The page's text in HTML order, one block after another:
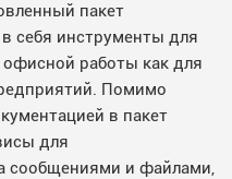
пакет
себя инструменты для
работы как для
Помимо
в пакет
для
сообщениями и файлами,